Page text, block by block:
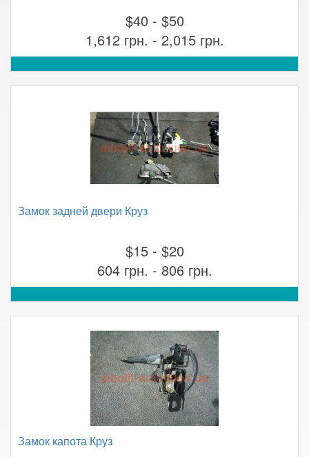
$40 - $50
1,612 грн. - 2,015 грн.
Замок задней двери Круз
$15 - $20
604 грн. - 806 грн.
Замок капота Круз